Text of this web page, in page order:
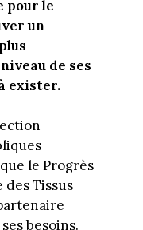
pour le
un
de ses
exister.
le Progrès
des Tissus
besoins.